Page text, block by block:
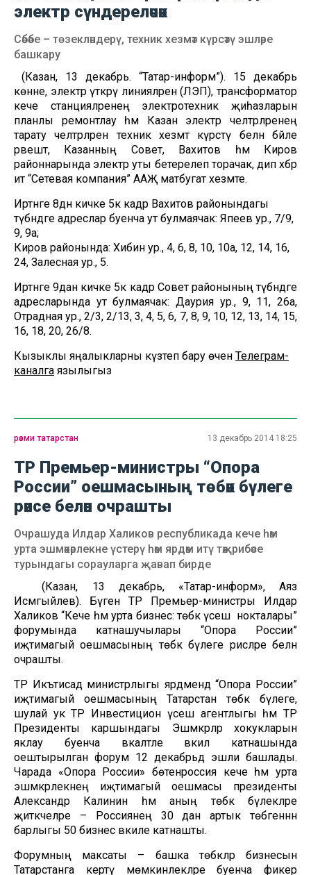
электр сүндереләчәк
Сәбәбе – төзекләндерү, техник хезмәт күрсәтү эшләре
башкару
(Казан, 13 декабрь. “Татар-информ”). 15 декабрь
көнне, электр үткәрү линияләрен (ЛЭП), трансформатор
кече станцияләренең электротехник җиһазларын
планлы ремонтлау һәм Казан электр челтәрләренең
тарату челтәрләренә техник хезмәт күрсәтү белән бәйле
рәвештә, Казанның Совет, Вахитов һәм Киров
районнарында электр уты бетерелеп торачак, дип хәбәр
итә “Сетевая компания” ААҖ матбугат хезмәте.
Иртәнге 8дән кичке 5кә кадәр Вахитов районындагы
түбәндәге адреслар буенча ут булмаячак: Япеев ур., 7/9,
9, 9а;
Киров районында: Хибин ур., 4, 6, 8, 10, 10а, 12, 14, 16,
24, Залесная ур., 5.
Иртәнге 9дан кичке 5кә кадәр Совет районының түбәндәге
адресларында ут булмаячак: Даурия ур., 9, 11, 26а,
Отрадная ур., 2/3, 2/13, 3, 4, 5, 6, 7, 8, 9, 10, 12, 13, 14, 15,
16, 18, 20, 26/8.
Кызыклы яңалыкларны күзәтеп бару өчен Телеграм-
каналга язылыгыз
рәсми татарстан 13 декабрь 2014 18:25
ТР Премьер-министры “Опора
России” оешмасының төбәк бүлеге
рәисе белән очрашты
Очрашуда Илдар Халиков республикада кече һәм
урта эшмәкәрлекне үстерү һәм ярдәм итү тәҗрибәсе
турындагы сорауларга җавап бирде
(Казан, 13 декабрь, «Татар-информ», Аяз
Исмәгыйлев). Бүген ТР Премьер-министры Илдар
Халиков “Кече һәм урта бизнес: төбәк үсеш нокталары”
форумында катнашучылары “Опора России”
иҗтимагый оешмасының төбәк бүлеге рәисләре белән
очрашты.
ТР Икътисад министрлыгы ярдәмендә “Опора России”
иҗтимагый оешмасының Татарстан төбәк бүлеге,
шулай ук ТР Инвестицион үсеш агентлыгы һәм ТР
Президенты каршындагы Эшмәкәрләр хокукларын
яклау буенча вәкаләтле вәкил катнашында
оештырылган форум 12 декабрьдә эшли башлады.
Чарада «Опора России» бөтенроссия кече һәм урта
эшмәкәрлекнең иҗтимагый оешмасы президенты
Александр Калинин һәм аның төбәк бүлекләре
җитәкчеләре – Россиянең 30 дан артык төбәгеннән
барлыгы 50 бизнес вәкиле катнашты.
Форумның максаты – башка төбәкләр бизнесын
Татарстанга кертү мөмкинлекләре буенча фикер